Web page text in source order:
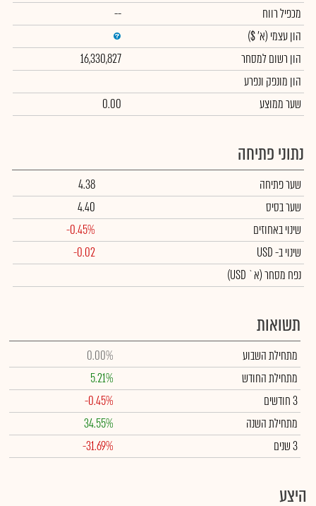
מכפיל רווח
--
הון עצמי (א' $)
הון רשום למסחר
16,330,827
הון מונפק ונפרע
שער ממוצע
0.00
נתוני פתיחה
שער פתיחה
4.38
שער בסיס
4.40
שינוי באחוזים
-0.45%
שינויב- USD
-0.02
נפח מסחר(א` USD)
תשואות
מתחילת השבוע
0.00%
מתחילת החודש
5.21%
3 חודשים
-0.45%
מתחילת השנה
34.55%
3 שנים
-31.69%
היצע